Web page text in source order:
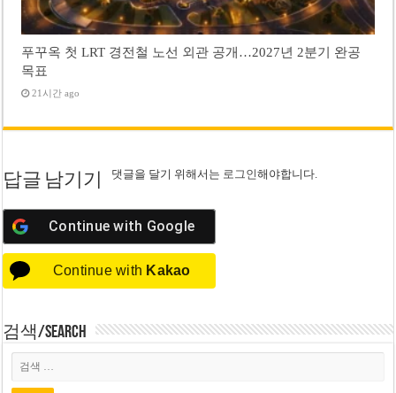
푸꾸옥 첫 LRT 경전철 노선 외관 공개…2027년 2분기 완공
목표
21시간 ago
답글 남기기 댓글을 달기 위해서는 로그인해야합니다.
Continue with Google
Continue with Kakao
검색/Search